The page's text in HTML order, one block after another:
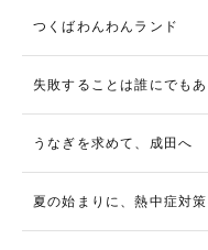
つくばわんわんランド
失敗することは誰にでもあ
うなぎを求めて、成田へ
夏の始まりに、熱中症対